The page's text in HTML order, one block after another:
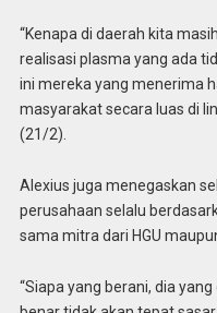
“Kenapa di daerah kita
realisasi plasma yang ada
ini mereka yang menerima
masyarakat secara luas di
(21/2).
Alexius juga menegaskan
perusahaan selalu
sama mitra dari HGU
“Siapa yang berani, dia